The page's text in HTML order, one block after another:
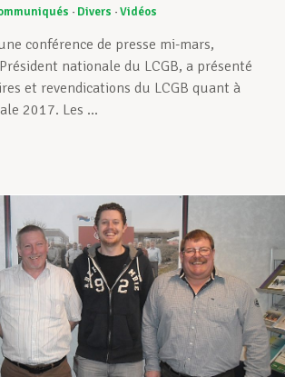
Divers Vidéos
conférence de presse mi-mars,
nationale du LCGB, a présenté
et revendications du LCGB quant à
2017. Les ...